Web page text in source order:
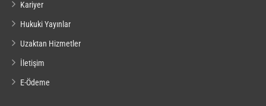
Kariyer
Hukuki Yayınlar
Uzaktan Hizmetler
İletişim
E-Ödeme